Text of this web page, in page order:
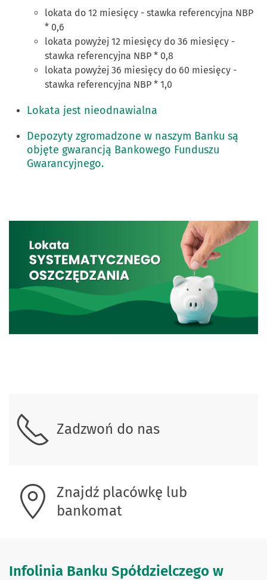
lokata do 12 miesięcy - stawka referencyjna NBP
* 0,6
lokata powyżej 12 miesięcy do 36 miesięcy -
stawka referencyjna NBP * 0,8
lokata powyżej 36 miesięcy do 60 miesięcy -
stawka referencyjna NBP * 1,0
Lokata jest nieodnawialna
Depozyty zgromadzone w naszym Banku są
objęte gwarancją Bankowego Funduszu
Gwarancyjnego.
Zadzwoń do nas
Znajdź placówkę lub
bankomat
Infolinia Banku Spółdzielczego w